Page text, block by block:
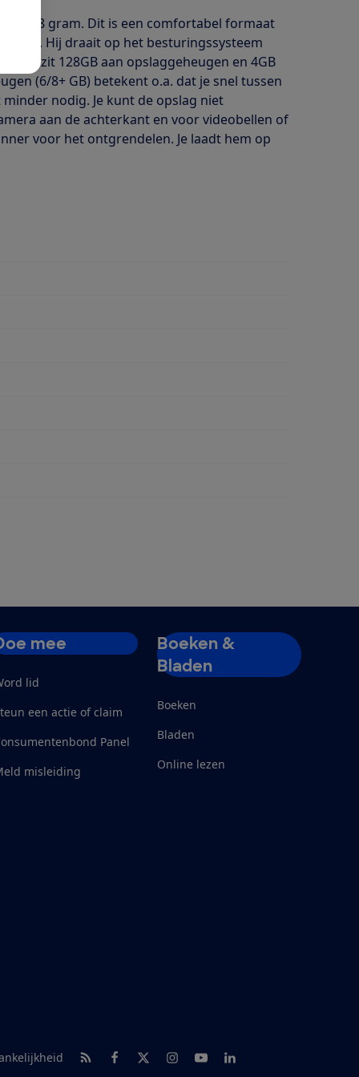
528 gram. Dit is een comfortabel formaat
Hij draait op het besturingssysteem
Er zit 128GB aan opslaggeheugen en 4GB
(6/8+ GB) betekent o.a. dat je snel tussen
nodig. Je kunt de opslag niet
aan de achterkant en voor videobellen of
voor het ontgrendelen. Je laadt hem op
mee
lid
een actie of claim
Panel
misleiding
Boeken &
Bladen
Boeken
Bladen
Online lezen
RSS-feed nieuws
Facebook
TwitterInstagram
YoutubeLinkedIn